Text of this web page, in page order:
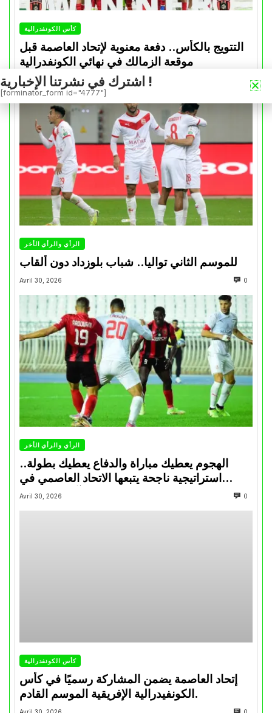
كأس الكونفدرالية
التتويج بالكأس.. دفعة معنوية لإتحاد العاصمة قبل
موقعة الزمالك في نهائي الكونفدرالية
Avril 30, 2026
الرأي والرأي الأخر
للموسم الثاني تواليا.. شباب بلوزداد دون ألقاب
Avril 30, 2026 0
الرأي والرأي الأخر
الهجوم يعطيك مباراة والدفاع يعطيك بطولة..
استراتيجية ناجحة يتبعها الاتحاد العاصمي في
تتويجاته آخر السنوات
Avril 30, 2026 0
كأس الكونفدرالية
إتحاد العاصمة يضمن المشاركة رسميًا في كأس
الكونفيدرالية الإفريقية الموسم القادم.
اشترك في نشرتنا الإخبارية !
[forminator_form id="4777"]